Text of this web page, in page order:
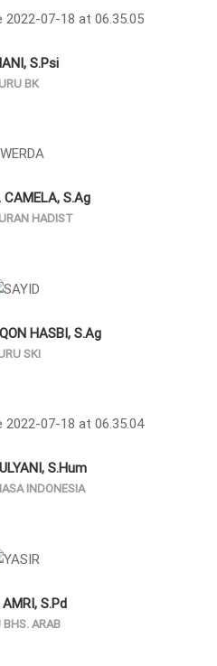
S.Psi
BK
CAMELA, S.Ag
HADIST
HASBI, S.Ag
SKI
S.Hum
INDONESIA
S.Pd
BHS. ARAB